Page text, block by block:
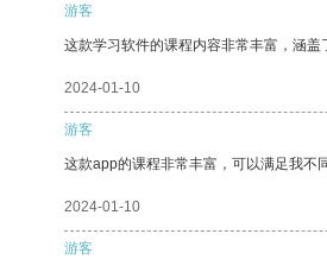
游客
这款学习软件的课程内容非常丰富，涵盖
2024-01-10
游客
这款app的课程非常丰富，可以满足我不
2024-01-10
游客